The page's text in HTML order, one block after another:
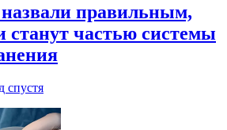
правильным,
станут частью системы
спустя